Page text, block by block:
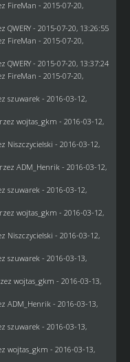
FireMan - 2015-07-20,
QWERY- 2015-07-20, 13:26:55
FireMan - 2015-07-20,
QWERY- 2015-07-20, 13:37:24
FireMan - 2015-07-20,
szuwarek - 2016-03-12,
wojtas_gkm - 2016-03-12,
Niszczycielski - 2016-03-12,
ADM_Henrik - 2016-03-12,
szuwarek - 2016-03-12,
wojtas_gkm - 2016-03-12,
Niszczycielski - 2016-03-12,
szuwarek - 2016-03-13,
wojtas_gkm - 2016-03-13,
ADM_Henrik - 2016-03-13,
szuwarek - 2016-03-13,
wojtas_gkm - 2016-03-13,